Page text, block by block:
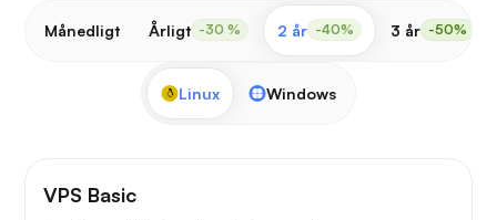
Månedligt Årligt -30 % 2 år -40% 3 år -50%
Linux Windows
VPS Basic